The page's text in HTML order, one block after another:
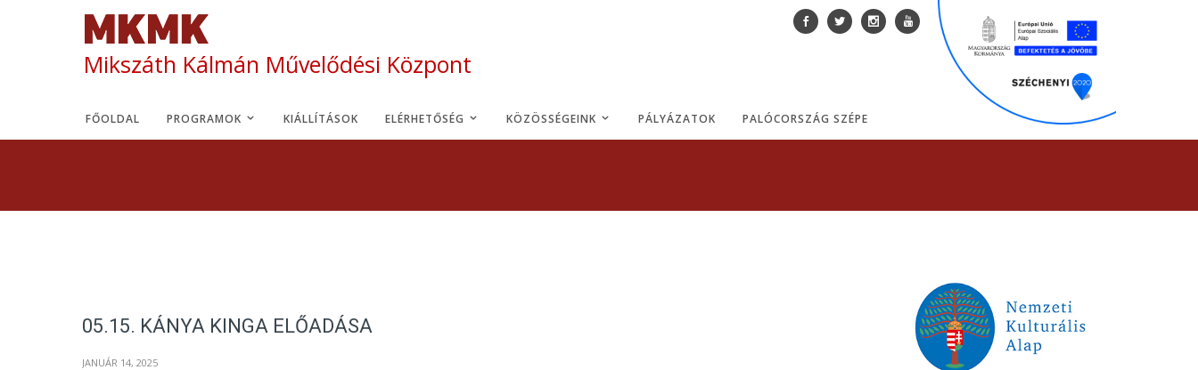
Mikszáth Kálmán Művelődési Központ
FŐOLDAL PROGRAMOK KIÁLLÍTÁSOK ELÉRHETŐSÉG KÖZÖSSÉGEINK PÁLYÁZATOK PALÓCORSZÁG SZÉPE
05.15. KÁNYA KINGA ELŐADÁSA
JANUÁR 14, 2025